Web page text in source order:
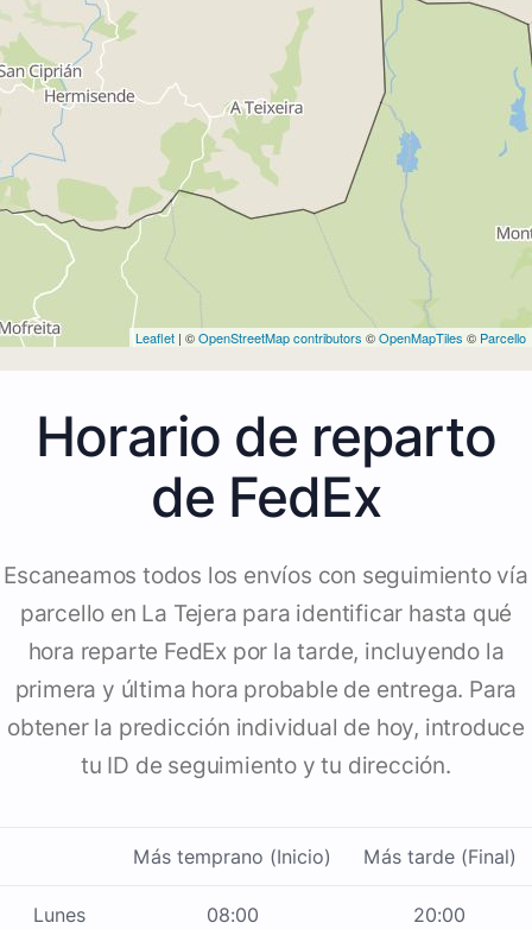
Leaflet | ©OpenStreetMap contributors ©OpenMapTiles © Parcello
Horario de reparto
de FedEx
Escaneamos todos los envíos con seguimiento vía
parcello en La Tejera para identificar hasta qué
hora reparte FedEx por la tarde, incluyendo la
primera y última hora probable de entrega. Para
obtener la predicción individual de hoy, introduce
tu ID de seguimiento y tu dirección.
Más temprano (Inicio) Más tarde (Final)
Lunes 08:00 20:00